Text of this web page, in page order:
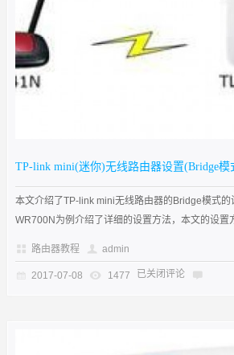
TP-link mini(迷你)无线路由器设置(Bridge模
本文介绍了TP-link mini无线路由器的Bridge模式的
WR700N为例介绍了详细的设置方法，本文的设置
路由器教程 admin
2017-07-08 1477 已关闭评论